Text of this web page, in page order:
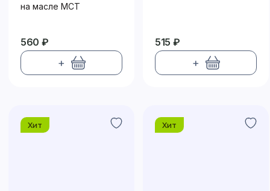
на масле МСТ
560 ₽
+
515 ₽
+
Хит Хит